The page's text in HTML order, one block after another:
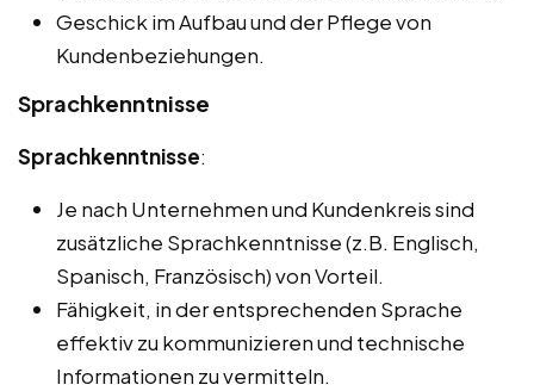
Geschick im Aufbau und der Pflege von
Kundenbeziehungen.
Sprachkenntnisse
Sprachkenntnisse:
Je nach Unternehmen und Kundenkreis sind
zusätzliche Sprachkenntnisse (z.B. Englisch,
Spanisch, Französisch) von Vorteil.
Fähigkeit, in der entsprechenden Sprache
effektiv zu kommunizieren und technische
Informationen zu vermitteln.